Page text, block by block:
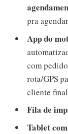
pra
App do
com
rota/GPS
cliente
Fila de
Tablet